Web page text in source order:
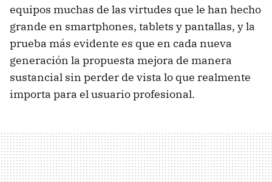
equipos muchas de las virtudes que le han hecho
grande en smartphones, tablets y pantallas, y la
prueba más evidente es que en cada nueva
generación la propuesta mejora de manera
sustancial sin perder de vista lo que realmente
importa para el usuario profesional.